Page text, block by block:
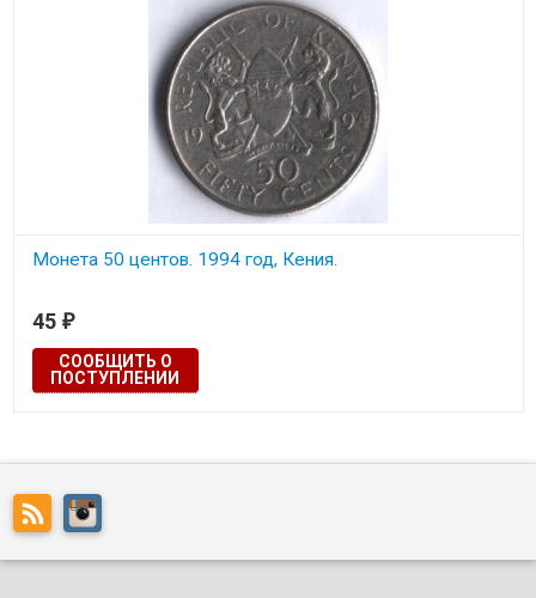
Монета 50 центов. 1994 год, Кения.
45 ₽
СООБЩИТЬ О
ПОСТУПЛЕНИИ